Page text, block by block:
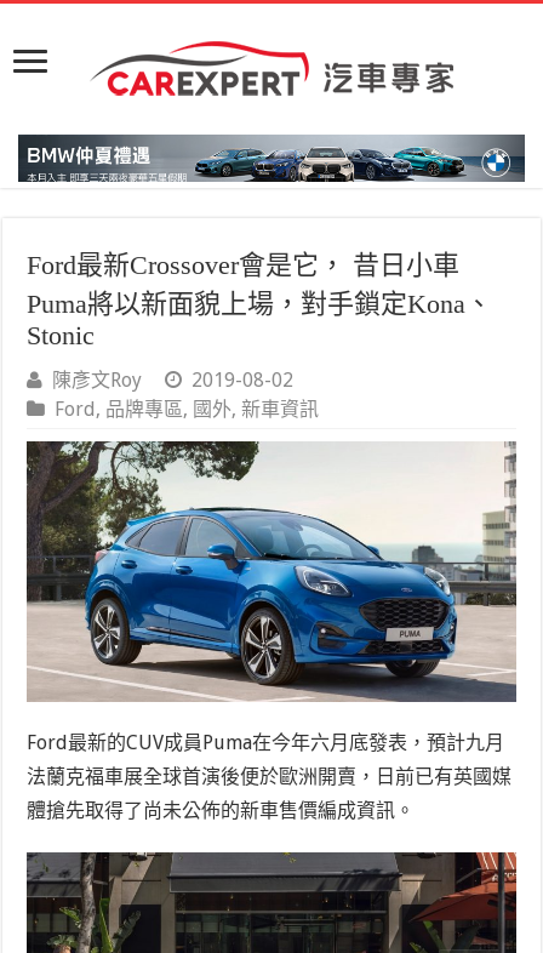
Ford最新Crossover會是它， 昔日小車
Puma將以新面貌上場，對手鎖定Kona、
Stonic
陳彥文Roy
2019-08-02
Ford, 品牌專區, 國外,新車資訊
Ford最新的CUV成員Puma在今年六月底發表，預計九月
法蘭克福車展全球首演後便於歐洲開賣，日前已有英國媒
體搶先取得了尚未公佈的新車售價編成資訊。